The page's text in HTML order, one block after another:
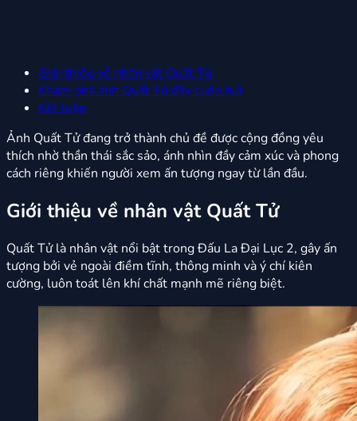
Giới thiệu về nhân vật Quất Tử
Khám phá ảnh Quất Tử đầy cuốn hút
Kết luận
Ảnh Quất Tử đang trở thành chủ đề được cộng đồng yêu
thích nhờ thần thái sắc sảo, ánh nhìn đầy cảm xúc và phong
cách riêng khiến người xem ấn tượng ngay từ lần đầu.
Giới thiệu về nhân vật Quất Tử
Quất Tử là nhân vật nổi bật trong Đấu La Đại Lục 2, gây ấn
tượng bởi vẻ ngoài điềm tĩnh, thông minh và ý chí kiên
cường, luôn toát lên khí chất mạnh mẽ riêng biệt.